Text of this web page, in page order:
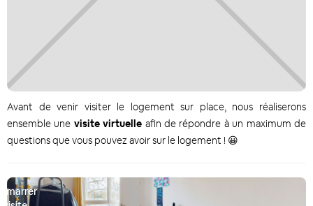
Avant de venir visiter le logement sur place, nous réaliserons
ensemble une visite virtuelle afin de répondre à un maximum de
questions que vous pouvez avoir sur le logement ! 😀